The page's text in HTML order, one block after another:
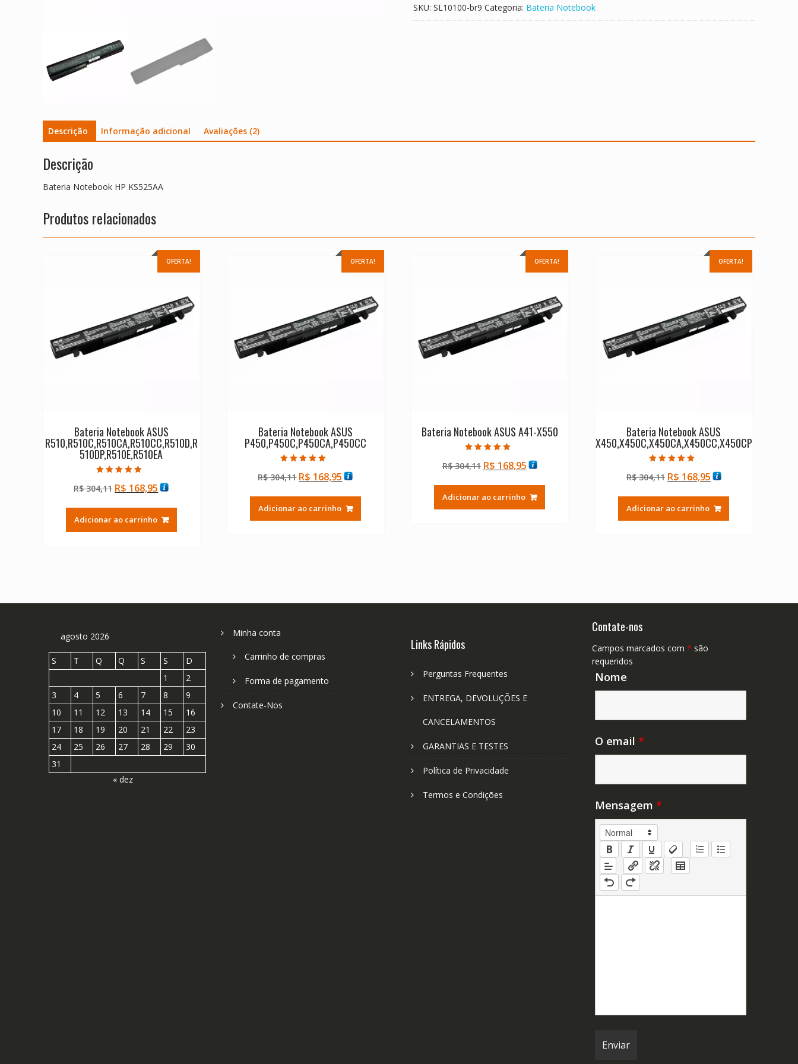
SKU: SL10100-br9 Categoria: Bateria Notebook
Descrição Informação adicional Avaliações (2)
Descrição
Bateria Notebook HP KS525AA
Produtos relacionados
OFERTA!
Bateria Notebook ASUS
R510,R510C,R510CA,R510CC,R510D,R
510DP,R510E,R510EA
4.50
de 5
R$304,11 O
original
era:
R$ 168,95O
atual
é:
Adicionar ao carrinho
OFERTA!
Bateria Notebook ASUS
P450,P450C,P450CA,P450CC
5.00
de 5
R$304,11 O
original
era:
R$ 168,95O
atual
é:
Adicionar ao carrinho
OFERTA!
Bateria Notebook ASUS A41-X550
5.00
de 5
R$304,11 O
original
era:
R$ 168,95O
atual
é:
Adicionar ao carrinho
OFERTA!
Bateria Notebook ASUS
X450,X450C,X450CA,X450CC,X450CP
5.00
de 5
R$304,11 O
original
era:
R$ 168,95O
atual
é:
Adicionar ao carrinho
agosto 2026
S T Q Q S S
D
1
2
3
4 5 6 7 8
9
10
11 12 13 14 15
16
17
18 19 20 21 22
23
24
25 26 27 28 29
30
31
« dez
Minha conta
Carrinho de compras
Forma de pagamento
Contate-Nos
Links Rápidos
Perguntas Frequentes
ENTREGA, DEVOLUÇÕES E
CANCELAMENTOS
GARANTIAS E TESTES
Política de Privacidade
Termos e Condições
Contate-nos
Campos marcados com * são
requeridos
Nome
O email *
Mensagem *